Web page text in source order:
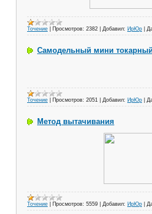
Точение Просмотров: 2382 Добавил: ИрЮр
Самодельный мини токарный
Точение Просмотров: 2051 Добавил: ИрЮр
Метод вытачивания
Точение Просмотров: 5559 Добавил: ИрЮр